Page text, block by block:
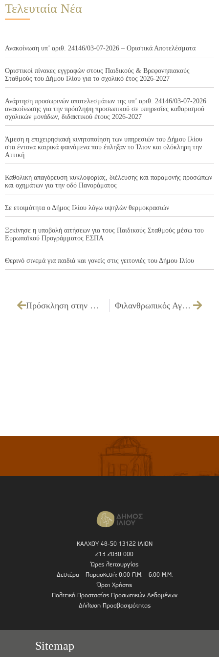
Τελευταία Νέα
Ανακοίνωση υπ’ αριθ. 24146/03-07-2026 – Οριστικά Αποτελέσματα
Οριστικοί πίνακες εγγραφών στους Παιδικούς & Βρεφονηπιακούς
Σταθμούς του Δήμου Ιλίου για το σχολικό έτος 2026-2027
Ανάρτηση προσωρινών αποτελεσμάτων της υπ’ αριθ. 24146/03-07-2026
ανακοίνωσης για την πρόσληψη προσωπικού σε υπηρεσίες καθαρισμού
σχολικών μονάδων, διδακτικού έτους 2026-2027
Άμεση η επιχειρησιακή κινητοποίηση των υπηρεσιών του Δήμου Ιλίου
στα έντονα καιρικά φαινόμενα που έπληξαν το Ίλιον και ολόκληρη την
Αττική
Καθολική απαγόρευση κυκλοφορίας, διέλευσης και παραμονής προσώπων
και οχημάτων για την οδό Πανοράματος
Σε ετοιμότητα ο Δήμος Ιλίου λόγω υψηλών θερμοκρασιών
Ξεκίνησε η υποβολή αιτήσεων για τους Παιδικούς Σταθμούς μέσω του
Ευρωπαϊκού Προγράμματος ΕΣΠΑ
Θερινό σινεμά για παιδιά και γονείς στις γειτονιές του Δήμου Ιλίου
Πρόσκληση στην Παρουσίαση Εναλλακτικών Σεναρίων του 1ου Σταδίου της Μελέτης του Τοπικού Πολεοδομικού Σχεδίου (ΤΠΣ) Δήμου Ιλίου Φιλανθρωπικός Αγώνας Ποδοσφαίρου στο Ίλιον
ΚΑΛΧΟΥ 48-50 13122 ΙΛΙΟΝ
213 2030 000
Ώρες λειτουργίας
Δευτέρα - Παρασκευή: 8.00 Π.Μ. - 6.00 Μ.Μ.
Όροι Χρήσης
Πολιτική Προστασίας Προσωπικών Δεδομένων
Δήλωση Προσβασιμότητας
Sitemap